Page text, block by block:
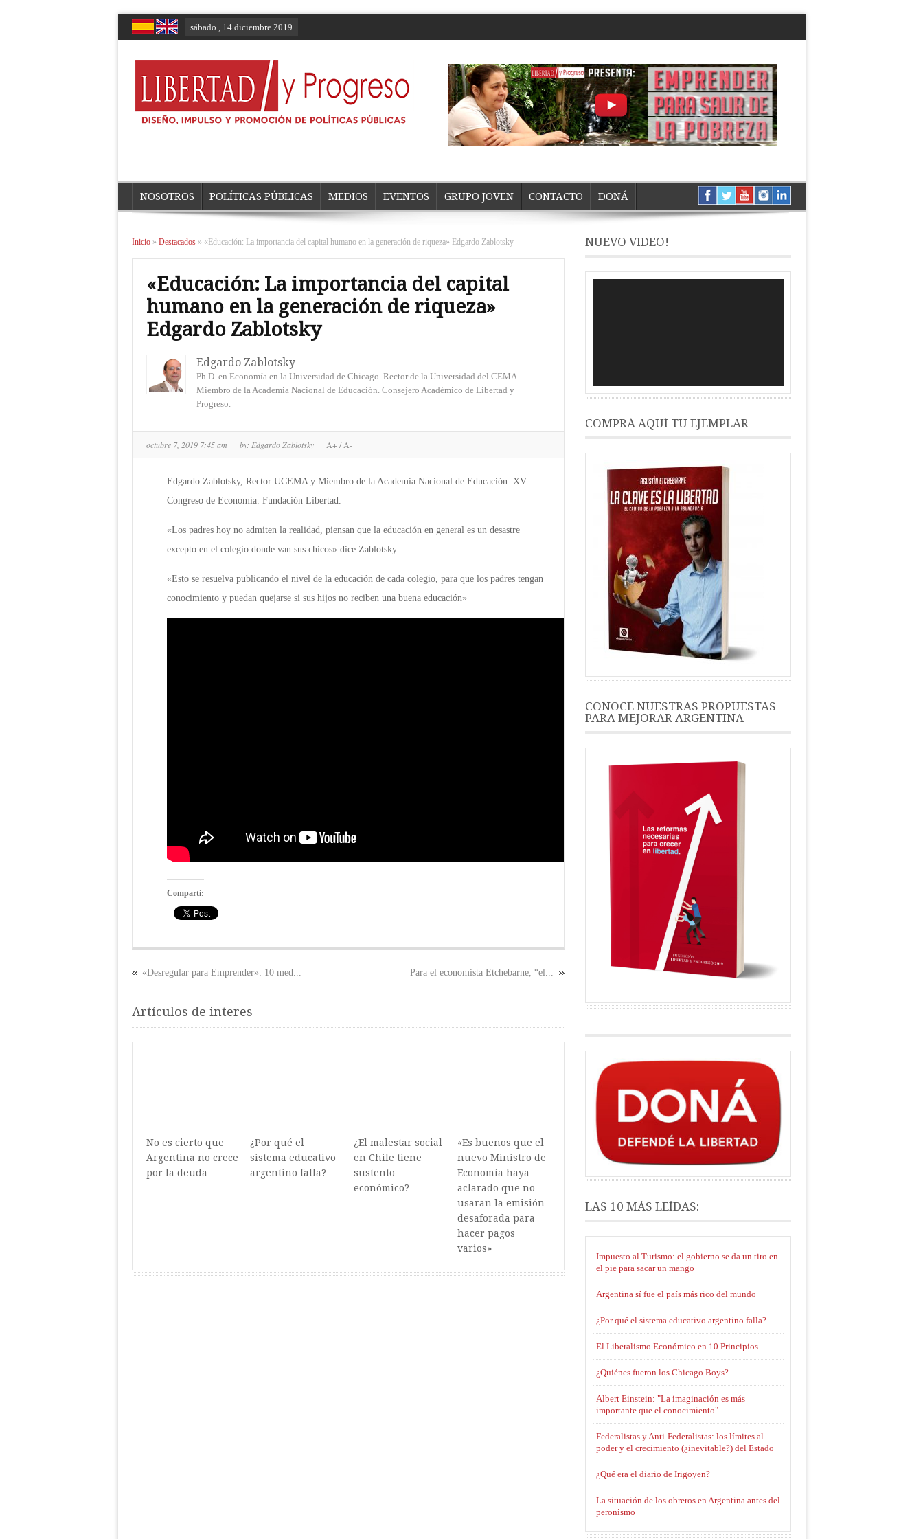
sábado , 14 diciembre 2019
NOSOTROS POLÍTICAS PÚBLICAS MEDIOS EVENTOS GRUPO JOVEN CONTACTO DONÁ
Inicio » Destacados » «Educación: La importancia del capital humano en la generación de riqueza» Edgardo Zablotsky
«Educación: La importancia del capital
humano en la generación de riqueza»
Edgardo Zablotsky
Edgardo Zablotsky
Ph.D. en Economía en la Universidad de Chicago. Rector de la Universidad del CEMA.
Miembro de la Academia Nacional de Educación. Consejero Académico de Libertad y
Progreso.
octubre 7, 2019 7:45 am by: Edgardo Zablotsky A+/A-
Edgardo Zablotsky, Rector UCEMA y Miembro de la Academia Nacional de Educación. XV
Congreso de Economía. Fundación Libertad.
«Los padres hoy no admiten la realidad, piensan que la educación en general es un desastre
excepto en el colegio donde van sus chicos» dice Zablotsky.
«Esto se resuelva publicando el nivel de la educación de cada colegio, para que los padres tengan
conocimiento y puedan quejarse si sus hijos no reciben una buena educación»
Compartí:
Para el economista Etchebarne, “el...
«Desregular para Emprender»: 10 med...
Artículos de interes
No es cierto que
Argentina no crece
por la deuda
¿Por qué el
sistema educativo
argentino falla?
¿El malestar social
en Chile tiene
sustento
económico?
«Es buenos que el
nuevo Ministro de
Economía haya
aclarado que no
usaran la emisión
desaforada para
hacer pagos
varios»
NUEVO VIDEO!
COMPRÁ AQUÍ TU EJEMPLAR
CONOCÉ NUESTRAS PROPUESTAS
PARA MEJORAR ARGENTINA
LAS 10 MÁS LEÍDAS:
Impuesto al Turismo: el gobierno se da un tiro en
el pie para sacar un mango
Argentina sí fue el país más rico del mundo
¿Por qué el sistema educativo argentino falla?
El Liberalismo Económico en 10 Principios
¿Quiénes fueron los Chicago Boys?
Albert Einstein: "La imaginación es más
importante que el conocimiento"
Federalistas y Anti-Federalistas: los límites al
poder y el crecimiento (¿inevitable?) del Estado
¿Qué era el diario de Irigoyen?
La situación de los obreros en Argentina antes del
peronismo